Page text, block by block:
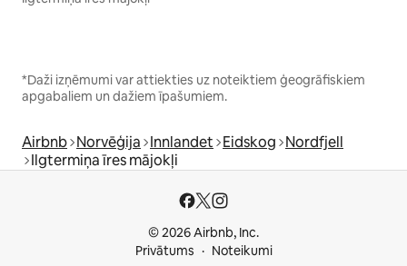
*Daži izņēmumi var attiekties uz noteiktiem ģeogrāfiskiem
apgabaliem un dažiem īpašumiem.
Airbnb Norvēģija Innlandet Eidskog Nordfjell
Ilgtermiņa īres mājokļi
© 2026 Airbnb, Inc.
Privātums
Noteikumi